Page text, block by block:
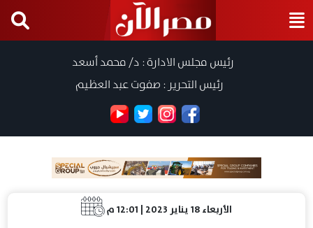
رئيس مجلس الادارة : د/ محمد أسعد
رئيس التحرير : صفوت عبد العظيم
الأربعاء 18 يناير 2023 | 12:01 م